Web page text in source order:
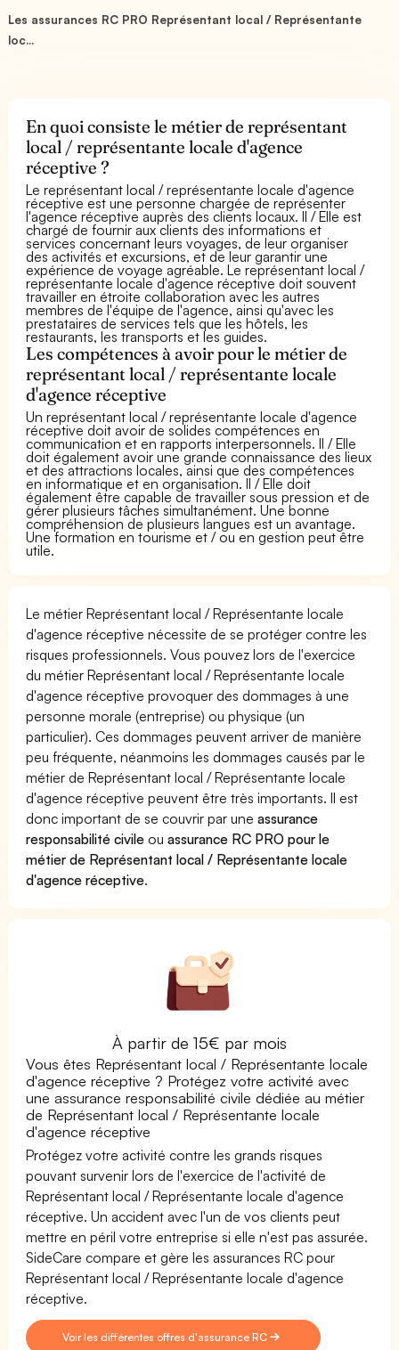
Les assurances RC PRO Représentant local / Représentante
loc...
En quoi consiste le métier de représentant
local / représentante locale d'agence
réceptive ?
Le représentant local / représentante locale d'agence
réceptive est une personne chargée de représenter
l'agence réceptive auprès des clients locaux. Il / Elle est
chargé de fournir aux clients des informations et
services concernant leurs voyages, de leur organiser
des activités et excursions, et de leur garantir une
expérience de voyage agréable. Le représentant local /
représentante locale d'agence réceptive doit souvent
travailler en étroite collaboration avec les autres
membres de l'équipe de l'agence, ainsi qu'avec les
prestataires de services tels que les hôtels, les
restaurants, les transports et les guides.
Les compétences à avoir pour le métier de
représentant local / représentante locale
d'agence réceptive
Un représentant local / représentante locale d'agence
réceptive doit avoir de solides compétences en
communication et en rapports interpersonnels. Il / Elle
doit également avoir une grande connaissance des lieux
et des attractions locales, ainsi que des compétences
en informatique et en organisation. Il / Elle doit
également être capable de travailler sous pression et de
gérer plusieurs tâches simultanément. Une bonne
compréhension de plusieurs langues est un avantage.
Une formation en tourisme et / ou en gestion peut être
utile.
Le métier Représentant local / Représentante locale
d'agence réceptive nécessite de se protéger contre les
risques professionnels. Vous pouvez lors de l'exercice
du métier Représentant local / Représentante locale
d'agence réceptive provoquer des dommages à une
personne morale (entreprise) ou physique (un
particulier). Ces dommages peuvent arriver de manière
peu fréquente, néanmoins les dommages causés par le
métier de Représentant local / Représentante locale
d'agence réceptive peuvent être très importants. Il est
donc important de se couvrir par uneassurance
responsabilité civile ouassurance RC PRO pour le
métier de Représentant local / Représentante locale
d'agence réceptive.
À partir de 15€ par mois
Vous êtes Représentant local / Représentante locale
d'agence réceptive ? Protégez votre activité avec
une assurance responsabilité civile dédiée au métier
de Représentant local / Représentante locale
d'agence réceptive
Protégez votre activité contre les grands risques
pouvant survenir lors de l'exercice de l'activité de
Représentant local / Représentante locale d'agence
réceptive. Un accident avec l'un de vos clients peut
mettre en péril votre entreprise si elle n'est pas assurée.
SideCare compare et gère les assurances RC pour
Représentant local / Représentante locale d'agence
réceptive.
Voir les différentes offres d'assurance RC